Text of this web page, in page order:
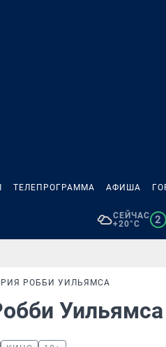
ТЕЛЕПРОГРАММА АФИША
СЕЙЧАС
+20°C
2
РОББИ УИЛЬЯМСА
Уильямса